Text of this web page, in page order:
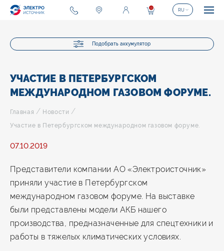
Подобрать аккумулятор
УЧАСТИЕ В ПЕТЕРБУРГСКОМ
МЕЖДУНАРОДНОМ ГАЗОВОМ ФОРУМЕ.
Главная / Новости /
Участие в Петербургском международном газовом форуме.
07.10.2019
Представители компании АО «Электроисточник»
приняли участие в Петербургском
международном газовом форуме. На выставке
были представлены модели АКБ нашего
производства, предназначенные для спецтехники и
работы в тяжелых климатических условиях.
0 RU